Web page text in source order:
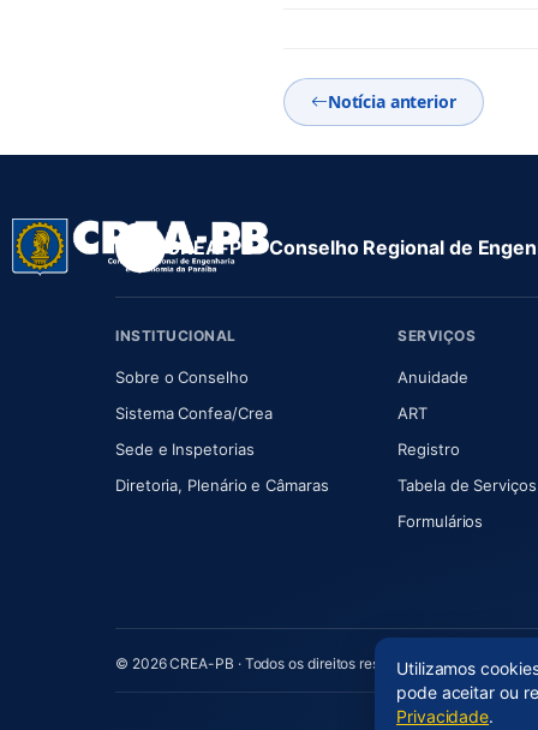
Notícia anterior
CREA-PB · Conselho Regional de
INSTITUCIONAL
Sobre o Conselho(abre em nova aba)
Sistema Confea/Crea(abre em nova aba)
Sede e Inspetorias
Diretoria, Plenário e Câmaras(abre em nova aba)
SERVIÇOS
Anuidade(abre em
ART(abre em nova
Registro
Tabela de Serviços
Formulários
© 2026 CREA-PB · Todos os direitos reservadosUtilizamos
pode aceitar ou
Privacidade.